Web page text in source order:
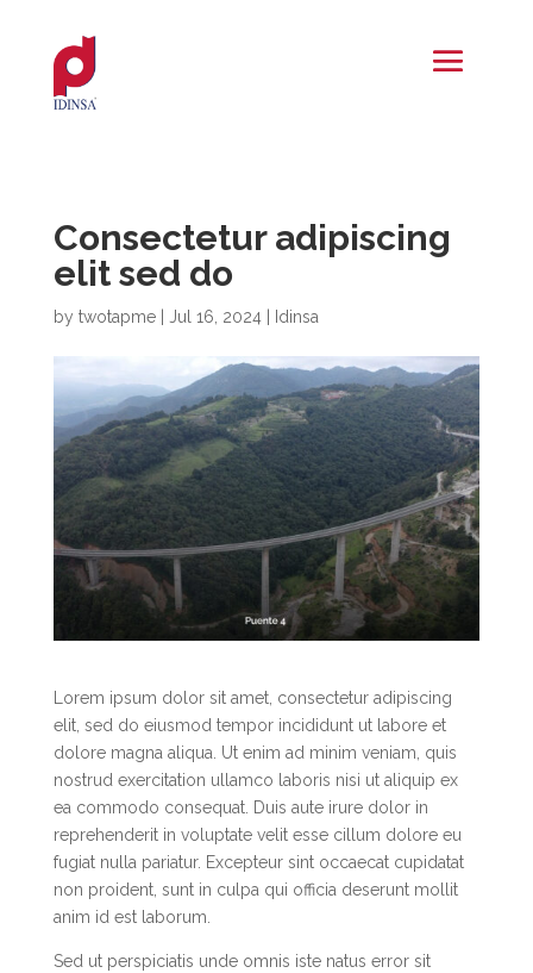
Consectetur adipiscing
elit sed do
by twotapme| Jul 16, 2024| Idinsa
Lorem ipsum dolor sit amet, consectetur adipiscing
elit, sed do eiusmod tempor incididunt ut labore et
dolore magna aliqua. Ut enim ad minim veniam, quis
nostrud exercitation ullamco laboris nisi ut aliquip ex
ea commodo consequat. Duis aute irure dolor in
reprehenderit in voluptate velit esse cillum dolore eu
fugiat nulla pariatur. Excepteur sint occaecat cupidatat
non proident, sunt in culpa qui officia deserunt mollit
anim id est laborum.
Sed ut perspiciatis unde omnis iste natus error sit